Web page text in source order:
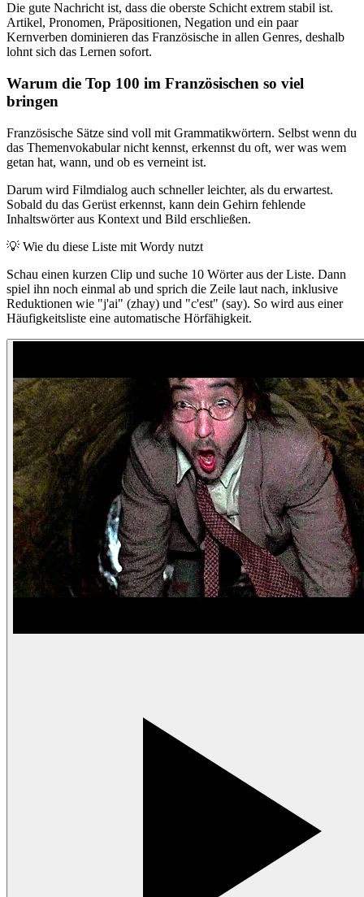
Die gute Nachricht ist, dass die oberste Schicht extrem stabil ist.
Artikel, Pronomen, Präpositionen, Negation und ein paar
Kernverben dominieren das Französische in allen Genres, deshalb
lohnt sich das Lernen sofort.
Warum die Top 100 im Französischen so viel
bringen
Französische Sätze sind voll mit Grammatikwörtern. Selbst wenn du
das Themenvokabular nicht kennst, erkennst du oft, wer was wem
getan hat, wann, und ob es verneint ist.
Darum wird Filmdialog auch schneller leichter, als du erwartest.
Sobald du das Gerüst erkennst, kann dein Gehirn fehlende
Inhaltswörter aus Kontext und Bild erschließen.
💡 Wie du diese Liste mit Wordy nutzt
Schau einen kurzen Clip und suche 10 Wörter aus der Liste. Dann
spiel ihn noch einmal ab und sprich die Zeile laut nach, inklusive
Reduktionen wie "j'ai" (zhay) und "c'est" (say). So wird aus einer
Häufigkeitsliste eine automatische Hörfähigkeit.